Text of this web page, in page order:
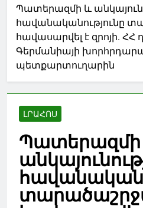
Պատերազմի և
հավանականությունը
հավասարվել է զրոյի. ՀՀ
Գերմանիայի
պետքարտուղարին
ԼՐԱՀՈՍ